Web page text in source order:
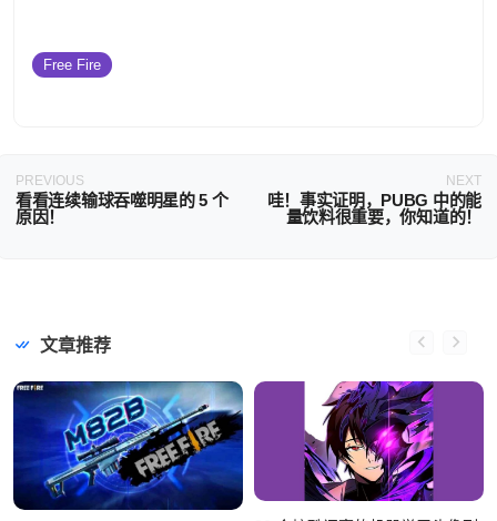
Free Fire
PREVIOUS
看看连续输球吞噬明星的 5 个
原因！
NEXT
哇！事实证明，PUBG 中的能
量饮料很重要，你知道的！
文章推荐